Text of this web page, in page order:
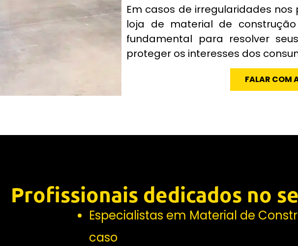
Em casos de irregularidades
loja de material de
fundamental para resolver
proteger os interesses dos
FALAR COM
Profissionais dedicados no
Especialistas em Material de
caso